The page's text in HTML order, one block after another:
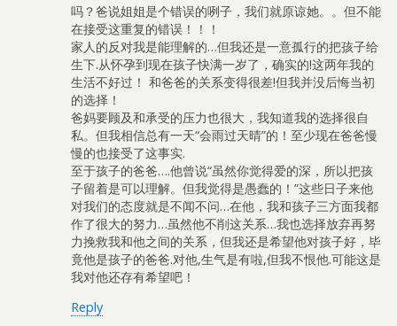
吗？爸说姐姐是个错误的咧子，我们就原谅她。。但不能
在接受这重复的错误！！！
家人的反对我是能理解的…但我还是一意孤行的把孩子给
生下.从怀孕到现在孩子快满一岁了，确实的!这两年我的
生活不好过！ 和爸爸的关系变得很差!但我并没后悔当初
的选择！
爸妈要顾及和承受的压力也很大，我知道我的选择很自
私。但我相信总有一天“会雨过天晴”的！至少现在爸爸慢
慢的也接受了这事实.
至于孩子的爸爸….他曾说“虽然你觉得爱的深，所以把孩
子留着是可以理解。但我觉得是愚蠢的！”这些日子来他
对我们的态度就是不闻不问…在他，我和孩子三方面我都
作了很大的努力…虽然他不削这关系…我也选择放弃再努
力挽救我和他之间的关系，但我还是希望他对孩子好，毕
竟他是孩子的爸爸.对他,生气是有啦,但我不恨他.可能这是
我对他还存有希望吧！
Reply